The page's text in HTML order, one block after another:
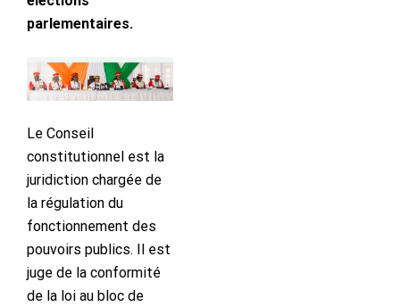
parlementaires.
Le Conseil
constitutionnel est la
juridiction chargée de
la régulation du
fonctionnement des
pouvoirs publics. Il est
juge de la conformité
de la loi au bloc de